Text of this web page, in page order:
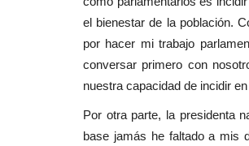
el bienestar de la población.
por hacer mi trabajo
conversar primero con
nuestra capacidad de incidir
Por otra parte, la presidenta
base jamás he faltado a mis